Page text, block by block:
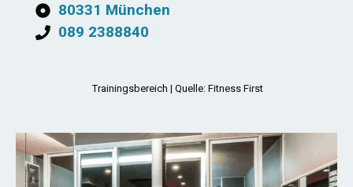
80331 München
089 2388840
Trainingsbereich | Quelle: Fitness First